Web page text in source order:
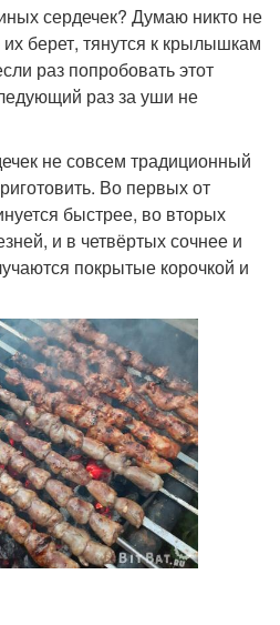
сердечек? Думаю никто не
берет, тянутся к крылышкам
раз попробовать этот
раз за уши не
не совсем традиционный
Во первых от
быстрее, во вторых
и в четвёртых сочнее и
покрытые корочкой и